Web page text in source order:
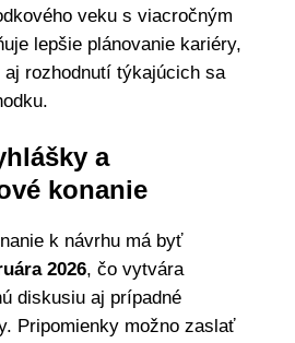
veku s viacročným
lepšie plánovanie kariéry,
rozhodnutí týkajúcich sa
a
konanie
k návrhu má byť
2026, čo vytvára
diskusiu aj prípadné
Pripomienky možno zaslať